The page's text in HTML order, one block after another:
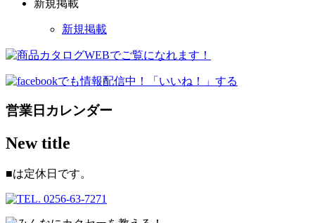
新規掲載
新規掲載
営業日カレンダー
New title
■は定休日です。